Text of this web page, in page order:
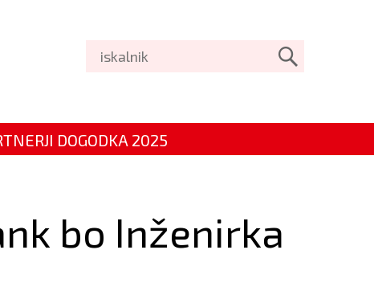
DOGODKA 2025
bo Inženirka